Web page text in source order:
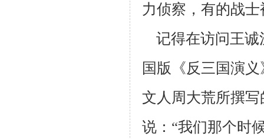
力侦察，有的战
记得在访问王诚
国版《反三国演
文人 周大荒所撰
说：“我们那个时